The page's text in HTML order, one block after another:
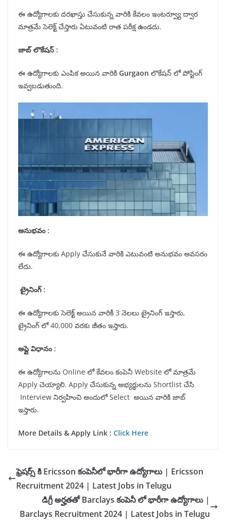
ఈ ఉద్యోగాలకు దరఖాస్తు చేసుకున్న వారికి కేవలం ఇంటర్వ్యూ ద్వార
మాత్రమే సెలెక్ట్ చేస్తారు ఏటువంటి రాత పరీక్ష ఉండదు.
జాబ్ లొకేషన్ :
ఈ ఉద్యోగాలకు ఎంపిక అయిన వారికి Gurgaon లొకేషన్ లో పోస్టింగ్
ఇవ్వబడుతుంది.
అనుభవం :
ఈ ఉద్యోగాలకు Apply చేసుకునే వారికి ఎటువంటి అనుభవం అవసరం
లేదు.
ట్రైనింగ్ :
ఈ ఉద్యోగాలకు సెలెక్ట్ అయిన వారికీ 3 నెలలు ట్రైనింగ్ ఇస్తారు,
ట్రైనింగ్ లో 40,000 వరకు జీతం ఇస్తారు.
అప్లై విధానం :
ఈ ఉద్యోగాలను Online లో కేవలం కంపెనీ Website లో మాత్రమే
Apply చెయ్యాలి. Apply చేసుకున్న అభ్యర్థులను Shortlist చేసి
Interview నిర్వహించి అందులో Select అయిన వారికి జాబ్
ఇస్తారు.
More Details & Apply Link : Click Here
ఫ్రెషర్స్ కి Ericsson కంపెనీలో భారీగా ఉద్యోగాలు | Ericsson
Recruitment 2024 | Latest Jobs in Telugu
డిగ్రీ అర్హతతో Barclays కంపెనీ లో భారీగా ఉద్యోగాలు |
Barclays Recruitment 2024 | Latest Jobs in Telugu